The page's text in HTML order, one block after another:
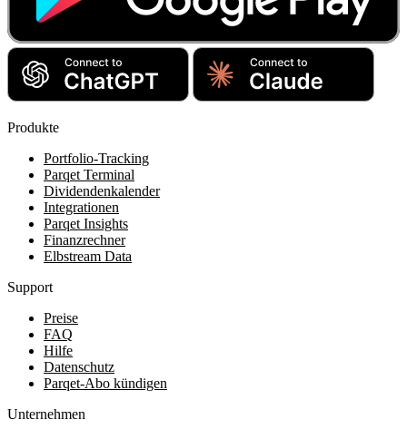
Produkte
Portfolio-Tracking
Parqet Terminal
Dividendenkalender
Integrationen
Parqet Insights
Finanzrechner
Elbstream Data
Support
Preise
FAQ
Hilfe
Datenschutz
Parqet-Abo kündigen
Unternehmen